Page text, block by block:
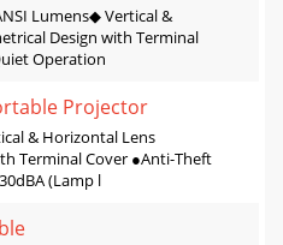
Lumens◆ Vertical &
Design with Terminal
Operation
Projector
& Horizontal Lens
Terminal Cover ●Anti-Theft
(Lamp l